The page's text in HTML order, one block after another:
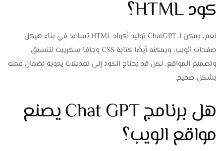
كود HTML؟
نعم، يمكن لـ ChatGPT توليد أكواد HTML تساعد في بناء هيكل
صفحات الويب، ويمكنه أيضًا كتابة CSS وجافا سكريبت لتنسيق
وتصميم المواقع، لكن قد يحتاج الكود إلى تعديلات يدوية لضمان عمله
بشكل صحيح.
هل برنامج Chat GPT يصنع
مواقع الويب؟